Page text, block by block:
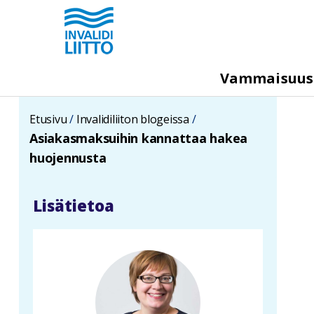
pääsisältöön
e
g
a
u
Vammaisuus
Etusivu Invalidiliiton blogeissa
Asiakasmaksuihin kannattaa hakea
huojennusta
Lisätietoa